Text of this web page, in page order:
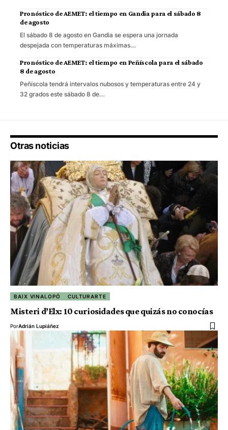
Pronóstico de AEMET: el tiempo en Gandia para el sábado 8
de agosto
El sábado 8 de agosto en Gandia se espera una jornada
despejada con temperaturas máximas…
Pronóstico de AEMET: el tiempo en Peñíscola para el sábado
8 de agosto
Peñíscola tendrá intervalos nubosos y temperaturas entre 24 y
32 grados este sábado 8 de…
Otras noticias
BAIX VINALOPÓ CULTURARTE
Misteri d’Elx: 10 curiosidades que quizás no conocías
PorAdrián Lupiáñez